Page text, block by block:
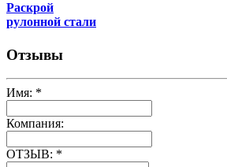
Раскрой
рулонной стали
Отзывы
Имя: *
Компания:
ОТЗЫВ: *